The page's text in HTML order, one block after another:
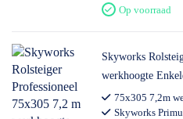
Op voorraad
Skyworks
werkhoogte
75x305 7,2m
Skyworks